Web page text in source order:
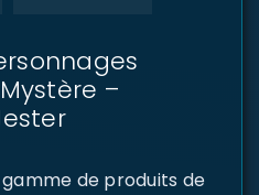
–
de produits de